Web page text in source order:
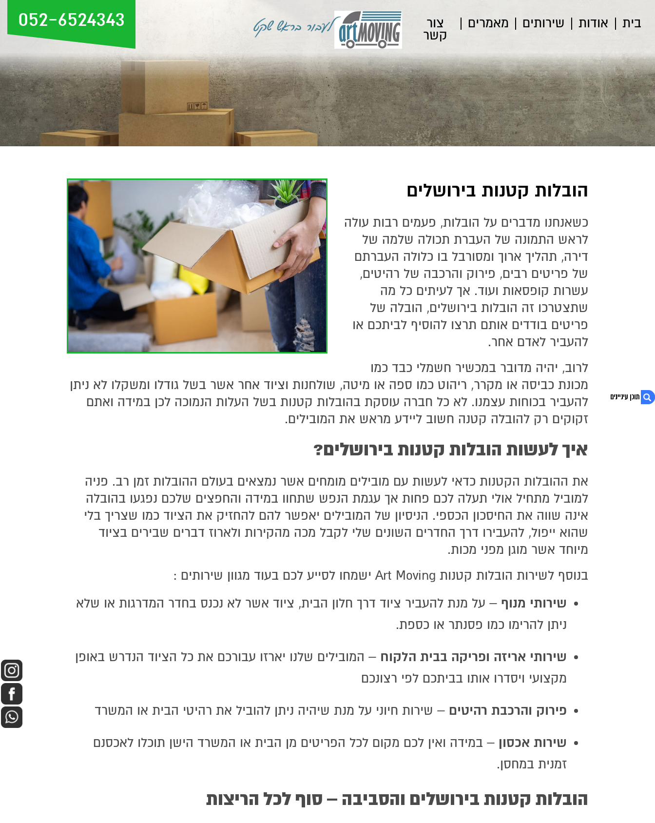
בית אודות שירותים מאמרים צור
קשר
052-6524343
הובלות קטנות בירושלים
כשאנחנו מדברים על הובלות, פעמים רבות עולה
לראש התמונה של העברת תכולה שלמה של
דירה, תהליך ארוך ומסורבל בו כלולה העברתם
של פריטים רבים, פירוק והרכבה של רהיטים,
עשרות קופסאות ועוד. אך לעיתים כל מה
שתצטרכו זה הובלות בירושלים, הובלה של
פריטים בודדים אותם תרצו להוסיף לביתכם או
להעביר לאדם אחר.
לרוב, יהיה מדובר במכשיר חשמלי כבד כמו
מכונת כביסה או מקרר, ריהוט כמו ספה או מיטה, שולחנות וציוד אחר אשר בשל גודלו ומשקלו לא ניתן
להעביר בכוחות עצמנו. לא כל חברה עוסקת בהובלות קטנות בשל העלות הנמוכה לכן במידה ואתם
זקוקים רק להובלה קטנה חשוב ליידע מראש את המובילים.
איך לעשות הובלות קטנות בירושלים?
את ההובלות הקטנות כדאי לעשות עם מובילים מומחים אשר נמצאים בעולם ההובלות זמן רב. פניה
למוביל מתחיל אולי תעלה לכם פחות אך עגמת הנפש שתחוו במידה והחפצים שלכם נפגעו בהובלה
אינה שווה את החיסכון הכספי. הניסיון של המובילים יאפשר להם להחזיק את הציוד כמו שצריך בלי
שהוא ייפול, להעבירו דרך החדרים השונים שלי לקבל מכה מהקירות ולארוז דברים שבירים בציוד
מיוחד אשר מוגן מפני מכות.
בנוסף לשירות הובלות קטנות Art Moving ישמחו לסייע לכם בעוד מגוון שירותים :
שירותי מנוף – על מנת להעביר ציוד דרך חלון הבית, ציוד אשר לא נכנס בחדר המדרגות או שלא
ניתן להרימו כמו פסנתר או כספת.
שירותי אריזה ופריקה בבית הלקוח – המובילים שלנו יארזו עבורכם את כל הציוד הנדרש באופן
מקצועי ויסדרו אותו בביתכם לפי רצונכם
פירוק והרכבת רהיטים – שירות חיוני על מנת שיהיה ניתן להוביל את רהיטי הבית או המשרד
שירות אכסון – במידה ואין לכם מקום לכל הפריטים מן הבית או המשרד הישן תוכלו לאכסנם
זמנית במחסן.
הובלות קטנות בירושלים והסביבה – סוף לכל הריצות